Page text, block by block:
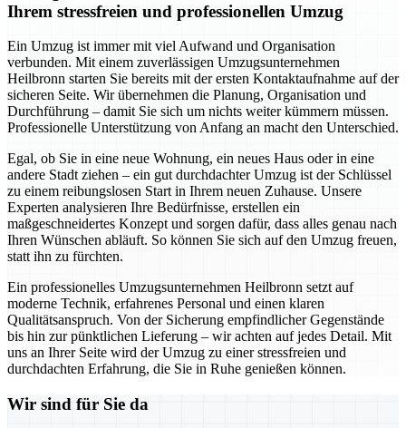
Ihrem stressfreien und professionellen Umzug
Ein Umzug ist immer mit viel Aufwand und Organisation
verbunden. Mit einem zuverlässigen Umzugsunternehmen
Heilbronn starten Sie bereits mit der ersten Kontaktaufnahme auf der
sicheren Seite. Wir übernehmen die Planung, Organisation und
Durchführung – damit Sie sich um nichts weiter kümmern müssen.
Professionelle Unterstützung von Anfang an macht den Unterschied.
Egal, ob Sie in eine neue Wohnung, ein neues Haus oder in eine
andere Stadt ziehen – ein gut durchdachter Umzug ist der Schlüssel
zu einem reibungslosen Start in Ihrem neuen Zuhause. Unsere
Experten analysieren Ihre Bedürfnisse, erstellen ein
maßgeschneidertes Konzept und sorgen dafür, dass alles genau nach
Ihren Wünschen abläuft. So können Sie sich auf den Umzug freuen,
statt ihn zu fürchten.
Ein professionelles Umzugsunternehmen Heilbronn setzt auf
moderne Technik, erfahrenes Personal und einen klaren
Qualitätsanspruch. Von der Sicherung empfindlicher Gegenstände
bis hin zur pünktlichen Lieferung – wir achten auf jedes Detail. Mit
uns an Ihrer Seite wird der Umzug zu einer stressfreien und
durchdachten Erfahrung, die Sie in Ruhe genießen können.
Wir sind für Sie da